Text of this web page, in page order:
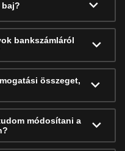
baj?
bankszámláról
összeget,
módosítani a